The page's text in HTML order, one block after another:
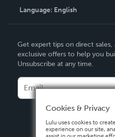
Contact Support
Language: English
Deutsch
Français
Italiano
Español
Get expert tips on direct
exclusive offers to help you
Unsubscribe at any time.
Cookies & Privacy
Lulu uses cookies to
experience on our site,